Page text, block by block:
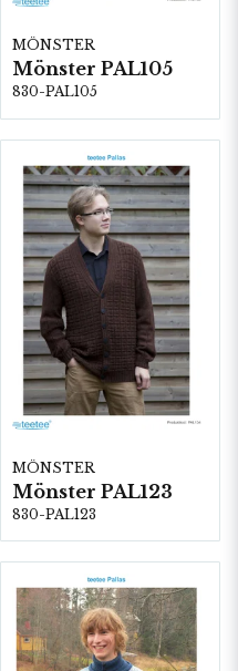
MÖNSTER
Mönster PAL105
830-PAL105
MÖNSTER
Mönster PAL123
830-PAL123